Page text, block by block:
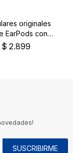
originales
EarPods con
USB-C
$ 2.899
SUSCRIBIRME